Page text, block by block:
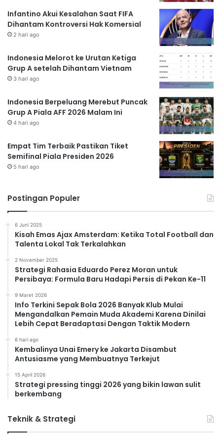
Infantino Akui Kesalahan Saat FIFA
Dihantam Kontroversi Hak Komersial
2 hari ago
Indonesia Melorot ke Urutan Ketiga
Grup A setelah Dihantam Vietnam
3 hari ago
Indonesia Berpeluang Merebut Puncak
Grup A Piala AFF 2026 Malam Ini
4 hari ago
Empat Tim Terbaik Pastikan Tiket
Semifinal Piala Presiden 2026
5 hari ago
Postingan Populer
6 Juni 2025
Kisah Emas Ajax Amsterdam: Ketika Total Football dan
Talenta Lokal Tak Terkalahkan
2 November 2025
Strategi Rahasia Eduardo Perez Moran untuk
Persibaya: Formula Baru Hadapi Persis di Pekan Ke-11
9 Maret 2026
Info Terkini Sepak Bola 2026 Banyak Klub Mulai
Mengandalkan Pemain Muda Akademi Karena Dinilai
Lebih Cepat Beradaptasi Dengan Taktik Modern
6 hari ago
Kembalinya Unai Emery ke Jakarta Disambut
Antusiasme yang Membuatnya Terkejut
15 April 2026
Strategi pressing tinggi 2026 yang bikin lawan sulit
berkembang
Teknik & Strategi